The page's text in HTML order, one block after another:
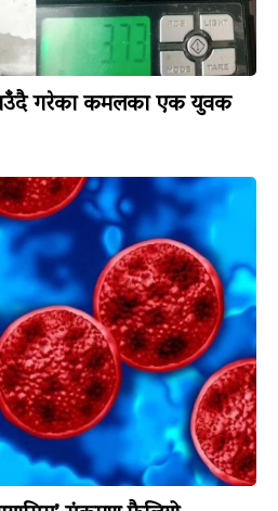
गरेका कमलका एक युवक